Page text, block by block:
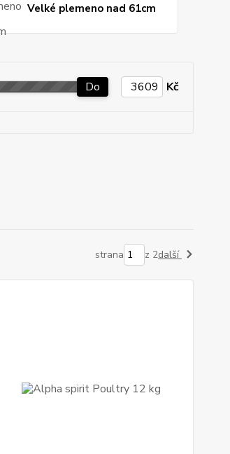
Velké plemeno nad 61cm
Do Kč
strana z 2další